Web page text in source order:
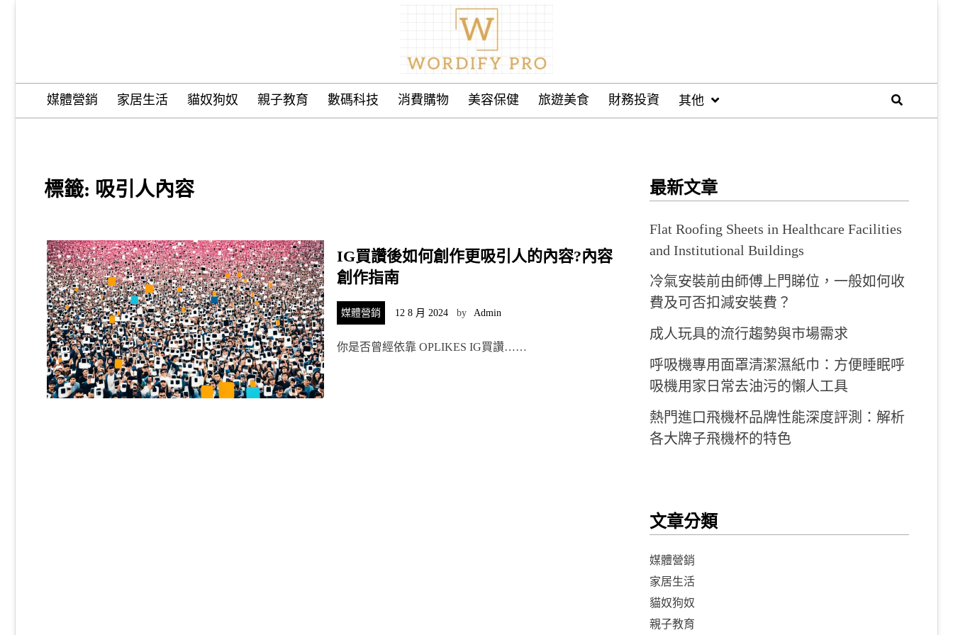
Wordify Pro
媒體營銷 家居生活 貓奴狗奴 親子教育 數碼科技 消費購物 美容保健 旅遊美食 財務投資 其他
標籤: 吸引人內容
IG買讚後如何創作更吸引人的內容?內容
創作指南
媒體營銷 12 8 月 2024 by Admin
你是否曾經依靠 OPLIKES IG買讚……
最新文章
Flat Roofing Sheets in Healthcare Facilities
and Institutional Buildings
冷氣安裝前由師傅上門睇位，一般如何收
費及可否扣減安裝費？
成人玩具的流行趨勢與市場需求
呼吸機專用面罩清潔濕紙巾：方便睡眠呼
吸機用家日常去油污的懶人工具
熱門進口飛機杯品牌性能深度評測：解析
各大牌子飛機杯的特色
文章分類
媒體營銷
家居生活
貓奴狗奴
親子教育